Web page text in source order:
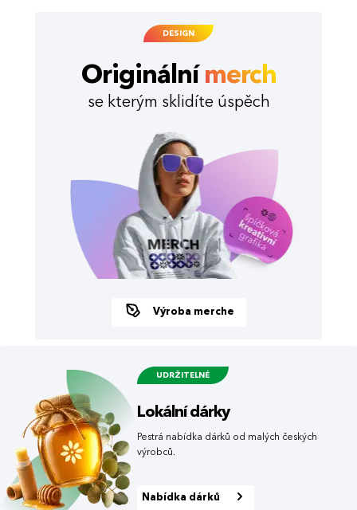
DESIGN
Originální merch
se kterým sklidíte úspěch
Výroba merche
UDRŽITELNÉ
Lokální dárky
Pestrá nabídka dárků od malých českých
výrobců.
Nabídka dárků